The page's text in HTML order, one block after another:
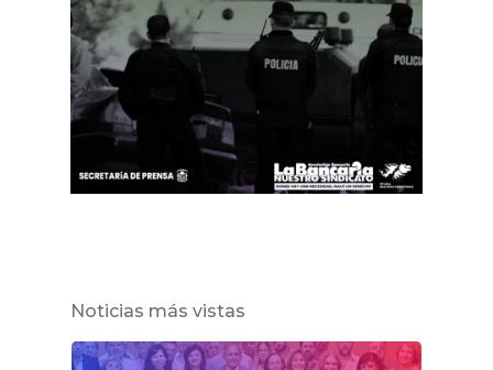
Noticias más vistas